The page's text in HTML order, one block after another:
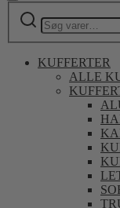
Søg
efter:
KUFFERTER
ALLE